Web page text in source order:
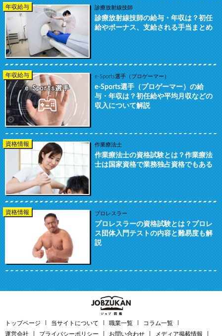
年収給与 診療放射線技師
診療放射線技師の給与・年収は？初任
給やボーナス、支給される手当まとめ
年収給与 e-Sports選手（プロゲーマー）
e-Sports選手（プロゲーマー）の給
与・年収は？初任給や平均月収などの
収入について解説
資格情報 作業療法士
作業療法士の資格試験とは？作業療法
士は国家資格で業務独占資格でもある
資格情報 プロレスラー
プロレスラーの資格試験とは？プロレ
ス団体入門テストの内容と難易度も解
説
トップページ 当サイトについて 職業一覧
コラム一覧
運営会社
プライバシーポリシー お問い合わせ メディア掲載情報